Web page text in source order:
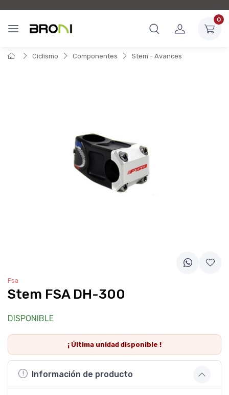
0
Ciclismo Componentes Stem - Avances
Fsa
Stem FSA DH-300
DISPONIBLE
¡ Última unidad disponible !
Información de producto